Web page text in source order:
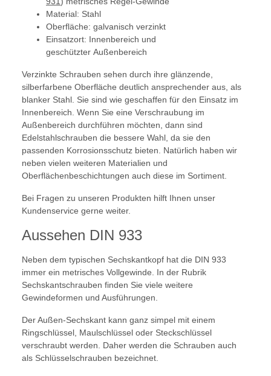
Material: Stahl
Oberfläche: galvanisch verzinkt
Einsatzort: Innenbereich und
geschützter Außenbereich
Verzinkte Schrauben sehen durch ihre glänzende,
silberfarbene Oberfläche deutlich ansprechender aus, als
blanker Stahl. Sie sind wie geschaffen für den Einsatz im
Innenbereich. Wenn Sie eine Verschraubung im
Außenbereich durchführen möchten, dann sind
Edelstahlschrauben die bessere Wahl, da sie den
passenden Korrosionsschutz bieten. Natürlich haben wir
neben vielen weiteren Materialien und
Oberflächenbeschichtungen auch diese im Sortiment.
Bei Fragen zu unseren Produkten hilft Ihnen unser
Kundenservice gerne weiter.
Aussehen DIN 933
Neben dem typischen Sechskantkopf hat die DIN 933
immer ein metrisches Vollgewinde. In der Rubrik
Sechskantschrauben finden Sie viele weitere
Gewindeformen und Ausführungen.
Der Außen-Sechskant kann ganz simpel mit einem
Ringschlüssel, Maulschlüssel oder Steckschlüssel
verschraubt werden. Daher werden die Schrauben auch
als Schlüsselschrauben bezeichnet.